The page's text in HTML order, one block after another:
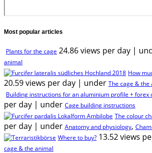
Most popular articles
Plants for the cage 24.86 views per day |
animal
How
20.59 views per day | under The cage & the
Building instructions for an aluminium profile + forex
per day | under Cage building instructions
The colour
per day | under Anatomy and physiology,
Where to buy? 13.52 views
cage & the animal